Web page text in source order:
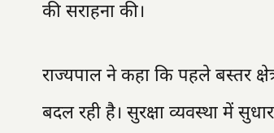
की सराहना की।
राज्यपाल ने कहा कि पहले बस्तर
बदल रही है। सुरक्षा व्यवस्था में